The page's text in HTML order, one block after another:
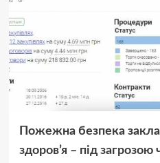
Пожежна безпека
здоров’я – під загрозою